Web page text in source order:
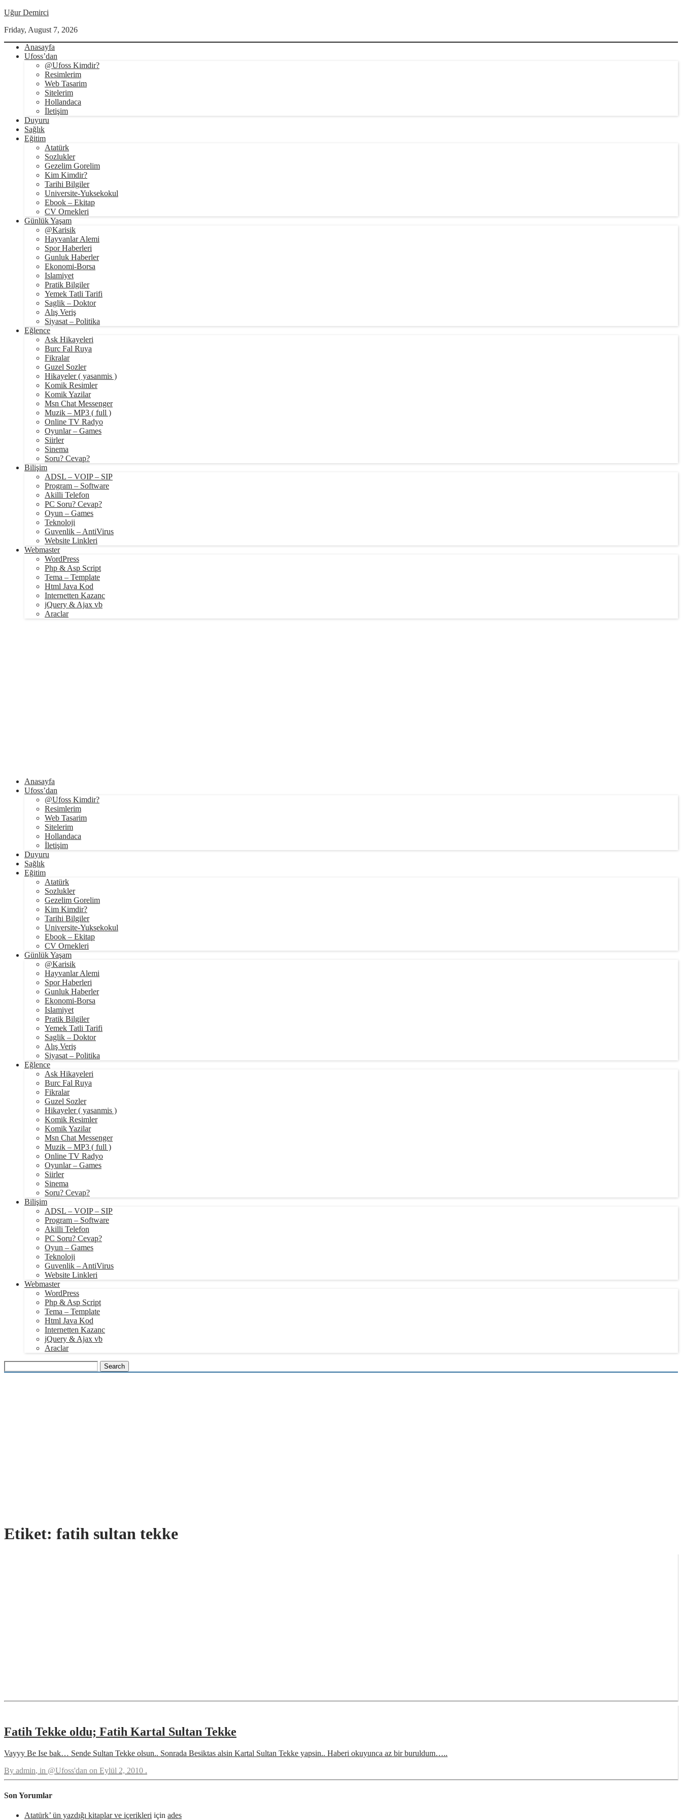
Uğur Demirci
Friday, August 7, 2026
Anasayfa
Ufoss’dan
@Ufoss Kimdir?
Resimlerim
Web Tasarim
Sitelerim
Hollandaca
İletişim
Duyuru
Sağlık
Eğitim
Atatürk
Sozlukler
Gezelim Gorelim
Kim Kimdir?
Tarihi Bilgiler
Universite-Yuksekokul
Ebook – Ekitap
CV Ornekleri
Günlük Yaşam
@Karisik
Hayvanlar Alemi
Spor Haberleri
Gunluk Haberler
Ekonomi-Borsa
Islamiyet
Pratik Bilgiler
Yemek Tatli Tarifi
Saglik – Doktor
Alış Veriş
Siyasat – Politika
Eğlence
Ask Hikayeleri
Burc Fal Ruya
Fikralar
Guzel Sozler
Hikayeler ( yasanmis )
Komik Resimler
Komik Yazilar
Msn Chat Messenger
Muzik – MP3 ( full )
Online TV Radyo
Oyunlar – Games
Siirler
Sinema
Soru? Cevap?
Bilişim
ADSL – VOIP – SIP
Program – Software
Akilli Telefon
PC Soru? Cevap?
Oyun – Games
Teknoloji
Guvenlik – AntiVirus
Website Linkleri
Webmaster
WordPress
Php & Asp Script
Tema – Template
Html Java Kod
Internetten Kazanc
jQuery & Ajax vb
Araclar
Anasayfa
Ufoss’dan
@Ufoss Kimdir?
Resimlerim
Web Tasarim
Sitelerim
Hollandaca
İletişim
Duyuru
Sağlık
Eğitim
Atatürk
Sozlukler
Gezelim Gorelim
Kim Kimdir?
Tarihi Bilgiler
Universite-Yuksekokul
Ebook – Ekitap
CV Ornekleri
Günlük Yaşam
@Karisik
Hayvanlar Alemi
Spor Haberleri
Gunluk Haberler
Ekonomi-Borsa
Islamiyet
Pratik Bilgiler
Yemek Tatli Tarifi
Saglik – Doktor
Alış Veriş
Siyasat – Politika
Eğlence
Ask Hikayeleri
Burc Fal Ruya
Fikralar
Guzel Sozler
Hikayeler ( yasanmis )
Komik Resimler
Komik Yazilar
Msn Chat Messenger
Muzik – MP3 ( full )
Online TV Radyo
Oyunlar – Games
Siirler
Sinema
Soru? Cevap?
Bilişim
ADSL – VOIP – SIP
Program – Software
Akilli Telefon
PC Soru? Cevap?
Oyun – Games
Teknoloji
Guvenlik – AntiVirus
Website Linkleri
Webmaster
WordPress
Php & Asp Script
Tema – Template
Html Java Kod
Internetten Kazanc
jQuery & Ajax vb
Araclar
Etiket: fatih sultan tekke
Fatih Tekke oldu; Fatih Kartal Sultan Tekke
Vayyy Be Ise bak… Sende Sultan Tekke olsun.. Sonrada Besiktas alsin Kartal Sultan Tekke yapsin.. Haberi okuyunca az bir buruldum…..
By admin, in @Ufoss'dan on Eylül 2, 2010 .
Son Yorumlar
Atatürk’ ün yazdığı kitaplar ve içerikleri için ades